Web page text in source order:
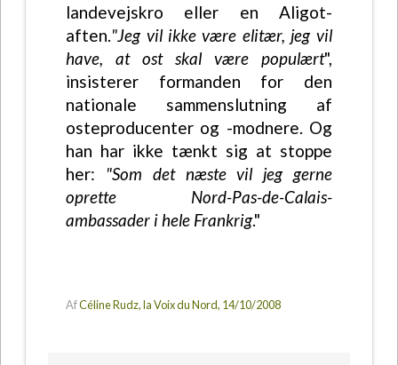
landevejskro eller en Aligot-
aften."Jeg vil ikke være elitær, jeg vil
have, at ost skal være populært",
insisterer formanden for den
nationale sammenslutning af
osteproducenter og -modnere. Og
han har ikke tænkt sig at stoppe
her: "Som det næste vil jeg gerne
oprette Nord-Pas-de-Calais-
ambassader i hele Frankrig."
AfCéline Rudz, la Voix du Nord, 14/10/2008